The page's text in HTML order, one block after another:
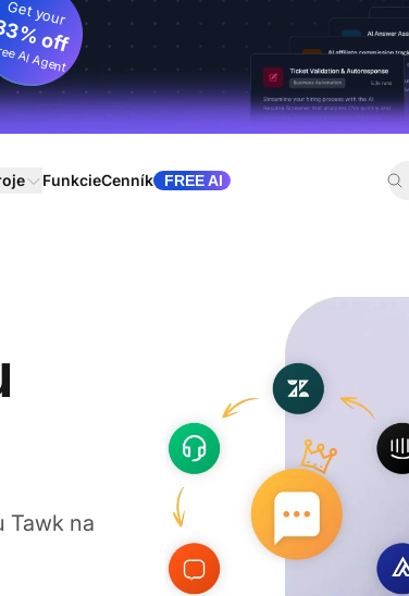
Get your
off
AI Agent
FunkcieCenník FREE AI
Tawk na